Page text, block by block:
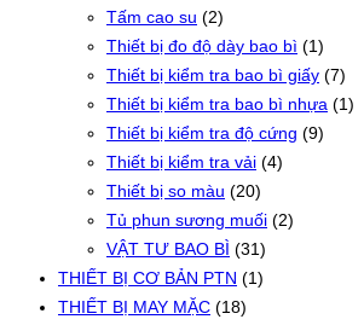
Tấm cao su (2)
Thiết bị đo độ dày bao bì (1)
Thiết bị kiểm tra bao bì giấy (7)
Thiết bị kiểm tra bao bì nhựa (1)
Thiết bị kiểm tra độ cứng (9)
Thiết bị kiểm tra vải (4)
Thiết bị so màu (20)
Tủ phun sương muối (2)
VẬT TƯ BAO BÌ (31)
THIẾT BỊ CƠ BẢN PTN (1)
THIẾT BỊ MAY MẶC (18)